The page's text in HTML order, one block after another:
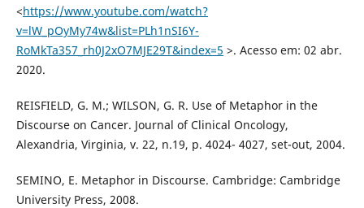
<https://www.youtube.com/watch?
v=lW_pOyMy74w&list=PLh1nSI6Y-
RoMkTa357_rh0J2xO7MJE29T&index=5 >. Acesso em: 02 abr.
2020.
REISFIELD, G. M.; WILSON, G. R. Use of Metaphor in the
Discourse on Cancer. Journal of Clinical Oncology,
Alexandria, Virginia, v. 22, n.19, p. 4024- 4027, set-out, 2004.
SEMINO, E. Metaphor in Discourse. Cambridge: Cambridge
University Press, 2008.